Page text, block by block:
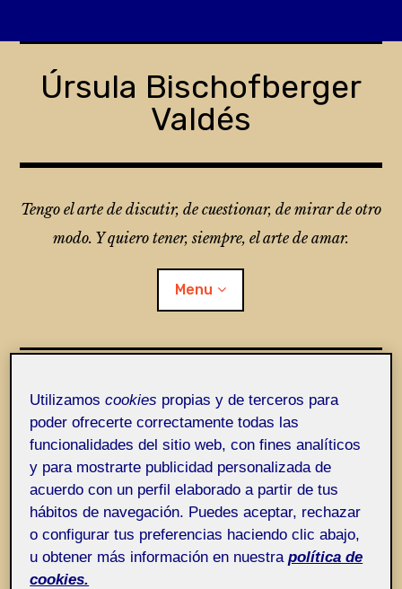
contentÚrsula Bischofberger
Valdés
Tengo el arte de discutir, de cuestionar, de mirar de otro
modo. Y quiero tener, siempre, el arte de amar.
Menu
Entrada de incidencias o sugerencias
Etiqueta:No regales validación
Utilizamoscookies propias y de terceros para
poder ofrecerte correctamente todas las
funcionalidades del sitio web, con fines analíticos
y para mostrarte publicidad personalizada de
acuerdo con un perfil elaborado a partir de tus
hábitos de navegación. Puedes aceptar, rechazar
o configurar tus preferencias haciendo clic abajo,
u obtener más información en nuestra política de
cookies.